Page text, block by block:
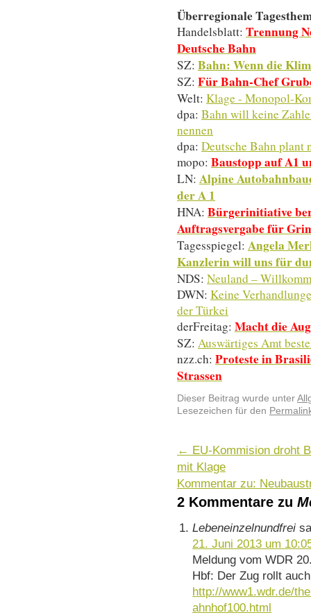
Überregionale
Handelsblatt: Trennung
Deutsche Bahn
SZ: Bahn: Wenn die
SZ: Für Bahn-Chef
Welt: Klage - Monopol-
dpa: Bahn will keine
nennen
dpa: Deutsche Bahn plant
mopo: Baustopp auf A1
LN: Alpine
der A 1
HNA: Bürgerinitiative
Auftragsvergabe für
Tagesspiegel: Angela
Kanzlerin will uns für
NDS: Neuland –
DWN: Keine
der Türkei
derFreitag: Macht die
SZ: Auswärtiges Amt
nzz.ch: Proteste in
Strassen
Dieser Beitrag wurde unter
Lesezeichen für den
← EU-Kommision droht
mit Klage
Kommentar zu:
2 Kommentare zu
Lebeneinzelnundfrei
21. Juni 2013 um
Meldung vom WDR
Hbf: Der Zug rollt
http://www1.wdr.de/
ahnhof100.html